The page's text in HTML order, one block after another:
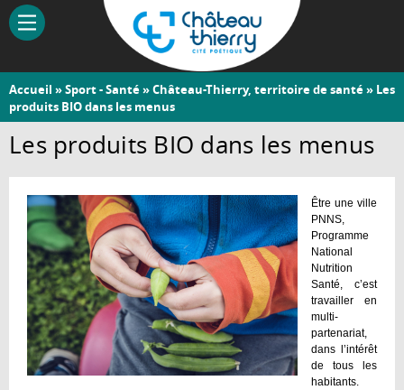
Aller
contenu
Château-
Thierry
Vous
êtes
ici
Accueil »Sport - Santé»Château-Thierry, territoire de santé» Les
produits BIO dans les menus
Les produits BIO dans les menus
Être une ville
PNNS,
Programme
National
Nutrition
Santé, c’est
travailler en
multi-
partenariat,
dans l’intérêt
de tous les
habitants.